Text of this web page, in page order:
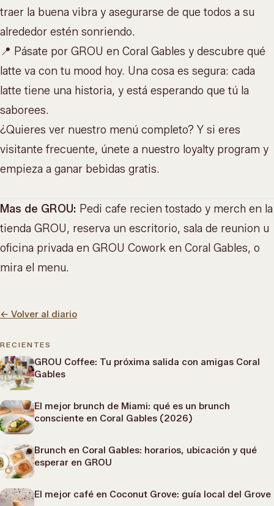
traer la buena vibra y asegurarse de que todos a su
alrededor estén sonriendo.
📍 Pásate por GROU en Coral Gables y descubre qué
latte va con tu mood hoy. Una cosa es segura: cada
latte tiene una historia, y está esperando que tú la
saborees.
¿Quieres ver nuestro menú completo? Y si eres
visitante frecuente, únete a nuestro loyalty program y
empieza a ganar bebidas gratis.
Mas de GROU: Pedi cafe recien tostado y merch en la
tienda GROU, reserva un escritorio, sala de reunion u
oficina privada en GROU Cowork en Coral Gables, o
mira el menu.
← Volver al diario
RECIENTES
GROU Coffee: Tu próxima salida con amigas Coral
Gables
El mejor brunch de Miami: qué es un brunch
consciente en Coral Gables (2026)
Brunch en Coral Gables: horarios, ubicación y qué
esperar en GROU
El mejor café en Coconut Grove: guía local del Grove